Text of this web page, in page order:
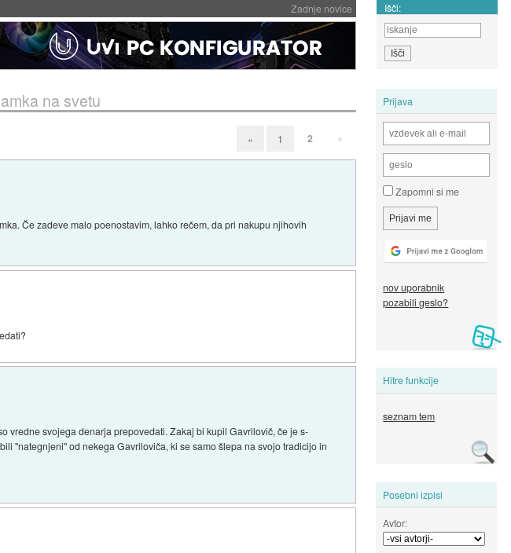
Zadnje novice Išči:
Prijava
Zapomni si me
nov uporabnik
pozabili geslo?
Hitre funkcije
seznam tem
Posebni izpisi
Avtor:
na svetu
« 1 2 »
Če zadeve malo poenostavim, lahko rečem, da pri nakupu njihovih
vredne svojega denarja prepovedati. Zakaj bi kupil Gavrilovič, če je s-
"nategnjeni" od nekega Gavriloviča, ki se samo šlepa na svojo tradicijo in